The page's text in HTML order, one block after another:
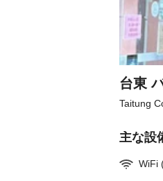
台東
Taitung
主な設
WiFi